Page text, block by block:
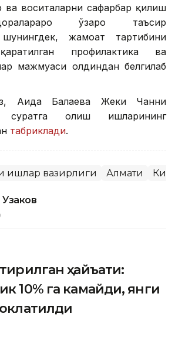
ва воситаларни сафарбар қилиш
ўзаро таъсир
шунингдек, жамоат тартибини
профилактика ва
мажмуаси олдиндан белгилаб
Аида Балаева Жеки Чанни
суратга олиш ишларининг
табриклади.
ишлар вазирлиги Алмати
ҳайъати:
10% га камайди, янги